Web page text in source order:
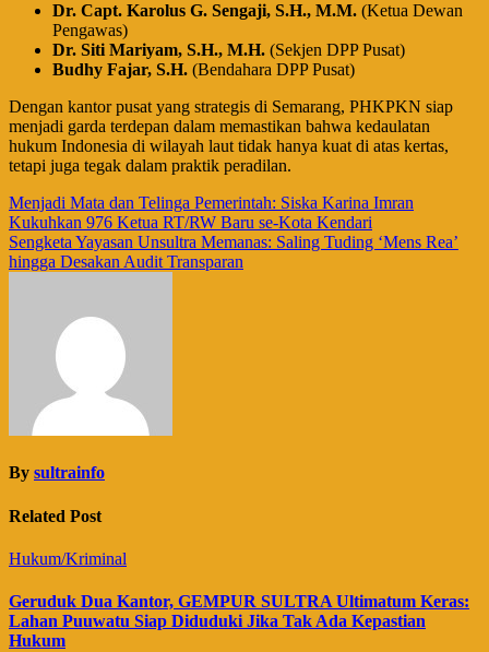
Dr. Capt. Karolus G. Sengaji, S.H., M.M. (Ketua Dewan
Pengawas)
Dr. Siti Mariyam, S.H., M.H. (Sekjen DPP Pusat)
Budhy Fajar, S.H. (Bendahara DPP Pusat)
​Dengan kantor pusat yang strategis di Semarang, PHKPKN siap
menjadi garda terdepan dalam memastikan bahwa kedaulatan
hukum Indonesia di wilayah laut tidak hanya kuat di atas kertas,
tetapi juga tegak dalam praktik peradilan.
Navigasi
pos
Menjadi Mata dan Telinga Pemerintah: Siska Karina Imran
Kukuhkan 976 Ketua RT/RW Baru se-Kota Kendari
Sengketa Yayasan Unsultra Memanas: Saling Tuding ‘Mens Rea’
hingga Desakan Audit Transparan
By sultrainfo
Related Post
Hukum/Kriminal
Geruduk Dua Kantor, GEMPUR SULTRA Ultimatum Keras:
Lahan Puuwatu Siap Diduduki Jika Tak Ada Kepastian
Hukum